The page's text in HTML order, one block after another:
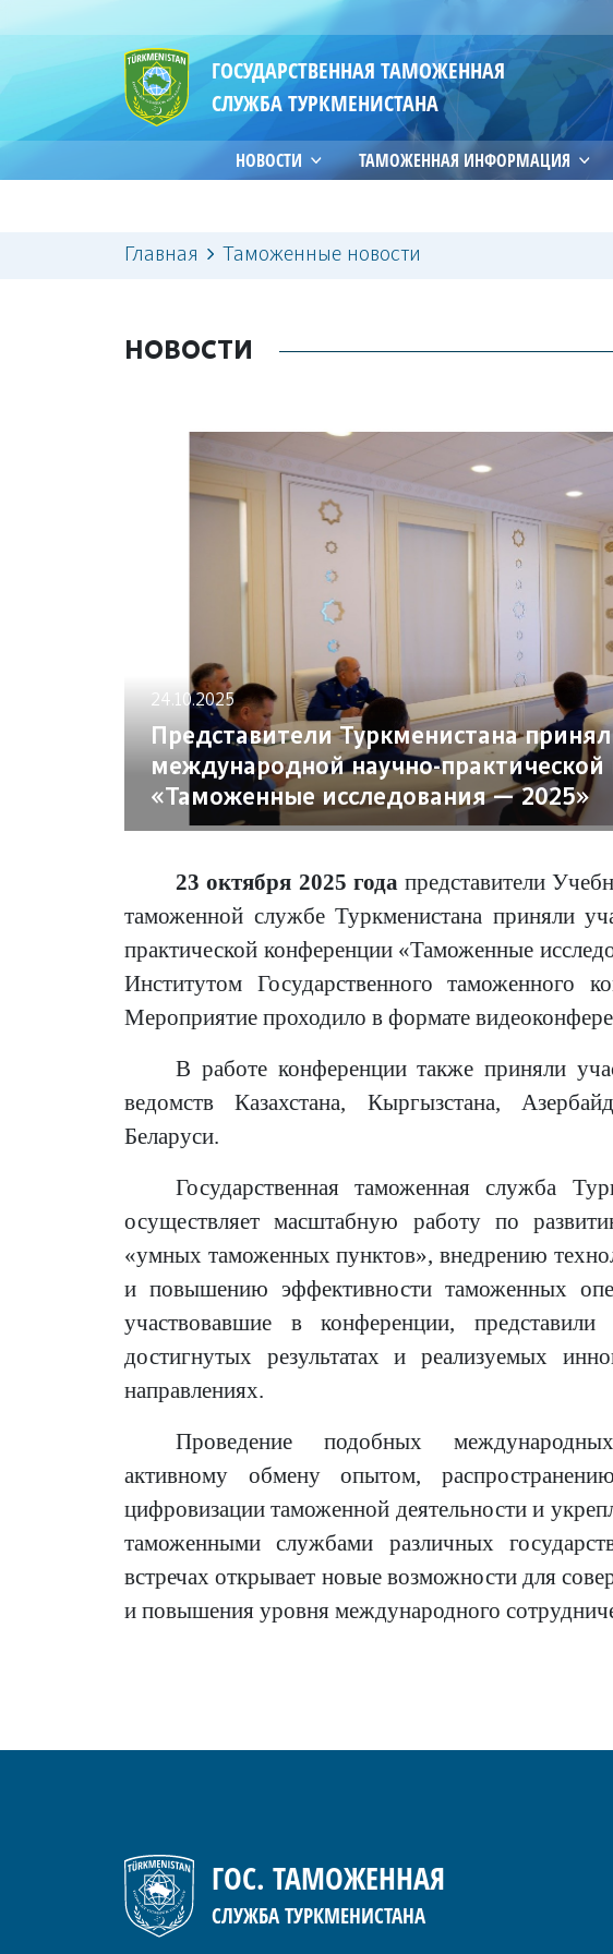
ГОСУДАРСТВЕННАЯ ТАМОЖЕННАЯ
СЛУЖБА ТУРКМЕНИСТАНА
НОВОСТИ ТАМОЖЕННАЯ ИНФОРМАЦИЯ
Главная Таможенные новости
НОВОСТИ
24.10.2025
Представители Туркменистана
международной научно-
«Таможенные исследования — 2025»
23 октября 2025 годапредставители
таможенной службе Туркменистана приняли
практической конференции «Таможенные
Институтом Государственного таможенного
Мероприятие проходило в формате
В работе конференции также приняли
ведомств Казахстана, Кыргызстана,
Беларуси.
Государственная таможенная служба
осуществляет масштабную работу по
«умных таможенных пунктов», внедрению
и повышению эффективности таможенных
участвовавшие в конференции,
достигнутых результатах и реализуемых
направлениях.
Проведение подобных
активному обмену опытом,
цифровизации таможенной деятельности и
таможенными службами различных
встречах открывает новые возможности для
и повышения уровня международного
ГОС. ТАМОЖЕННАЯ
СЛУЖБА ТУРКМЕНИСТАНА